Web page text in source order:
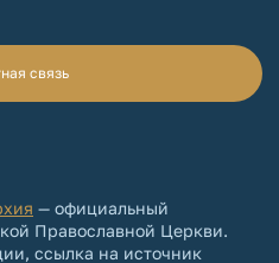
связь
— официальный
Православной Церкви.
ссылка на источник